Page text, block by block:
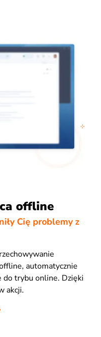
offline
Cię problemy z
automatycznie
do trybu online. Dzięki
akcji.